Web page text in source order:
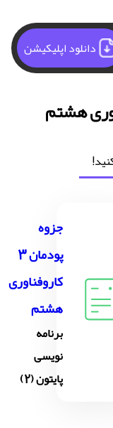
دانلود اپلیکیشن
هشتم
جزوه
پودمان 3
کاروفناوری
هشتم
برنامه
نویسی
پایتون (2)